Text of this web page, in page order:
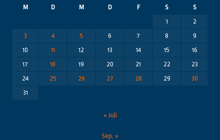
M
D M D F S
S
1
2
3
4 5 6 7 8
9
10
11 12 13 14 15
16
17
18 19 20 21 22
23
24
25 26 27 28 29
30
31
« Juli
Sep. »